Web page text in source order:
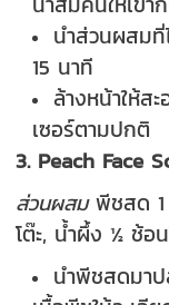
นำส่วนผสมที่
15 นาที
ล้างหน้าให้ส
เซอร์ตามปกติ
3. Peach Face
ส่วนผสมพีชสด 1
โต๊ะ, น้ำผึ้ง ½ ช้อ
นำพีชสดมา